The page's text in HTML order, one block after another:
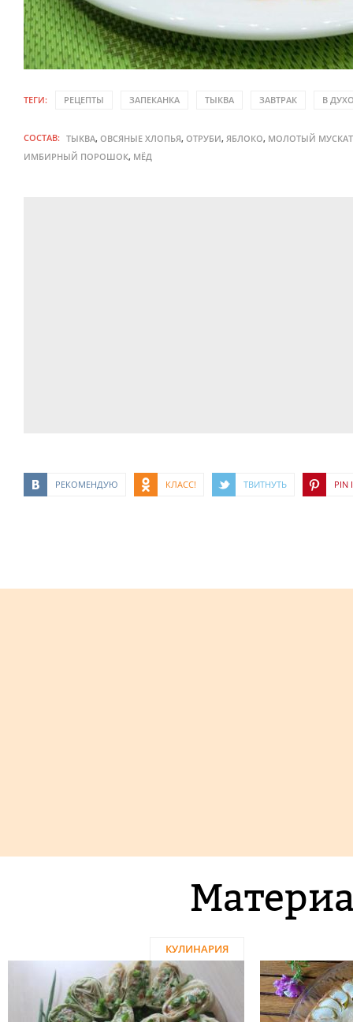
ТЕГИ: РЕЦЕПТЫ ЗАПЕКАНКА ТЫКВА ЗАВТРАК В
СОСТАВ: ТЫКВА, ОВСЯНЫЕ ХЛОПЬЯ, ОТРУБИ, ЯБЛОКО, МОЛОТЫЙ
ИМБИРНЫЙ ПОРОШОК, МЁД
РЕКОМЕНДУЮ КЛАСС! ТВИТНУТЬ PIN
КУЛИНАРИЯ